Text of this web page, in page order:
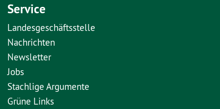
Service
Landesgeschäftsstelle
Nachrichten
Newsletter
Jobs
Stachlige Argumente
Grüne Links